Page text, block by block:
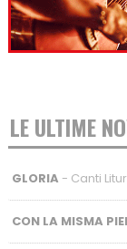
LE ULTIME
GLORIA - Canti
CON LA MISMA